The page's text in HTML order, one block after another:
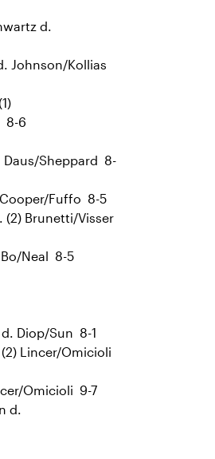
d.
Johnson/Kollias
8-6
Daus/Sheppard 8-
Fuffo 8-5
(2) Brunetti/Visser
Neal 8-5
d. Diop/Sun 8-1
Lincer/Omicioli
Omicioli 9-7
d.